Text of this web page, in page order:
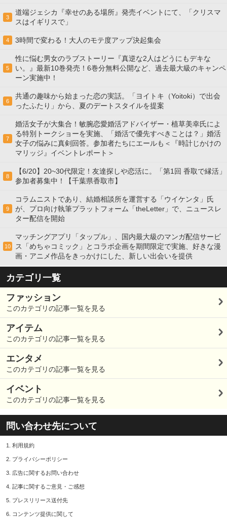
3
道端ジェシカ『幸せのある場所』発売イベントにて、「クリスマ
スはイギリスで」
4 3時間で変わる！大人のモテ度アップ決起集会
5
性に悩む男女のラブストーリー『真逆な2人はどうにもデキな
い。』最新10巻発売！6巻分無料公開など、過去最大級のキャンペ
ーン実施中！
6
共通の趣味から始まった恋の実話。「ヨイトキ（Yoitoki）で出会
ったふたり」から、夏のデートスタイルを提案
7
婚活女子が大集合！敏腕恋愛婚活アドバイザー・植草美幸氏によ
る特別トークショーを実施、「婚活で優先すべきことは？」婚活
女子の悩みに真剣回答。参加者たちにエールも＜『時計じかけの
マリッジ』イベントレポート＞
8
【6/20】20~30代限定！友達探しや恋活に。「第1回 香取で縁活」
参加者募集中！【千葉県香取市】
9
コラムニストであり、結婚相談所を運営する「ウイケンタ」氏
が、プロ向け執筆プラットフォーム「theLetter」で、ニュースレ
ター配信を開始
10
マッチングアプリ「タップル」、国内最大級のマンガ配信サービ
ス「めちゃコミック」とコラボ企画を期間限定で実施、好きな漫
画・アニメ作品をきっかけにした、新しい出会いを提供
カテゴリ一覧
ファッション
このカテゴリの記事一覧を見る
アイテム
このカテゴリの記事一覧を見る
エンタメ
このカテゴリの記事一覧を見る
イベント
このカテゴリの記事一覧を見る
問い合わせ先について
1. 利用規約
2. プライバシーポリシー
3. 広告に関するお問い合わせ
4. 記事に関するご意見・ご感想
5. プレスリリース送付先
6. コンテンツ提供に関して